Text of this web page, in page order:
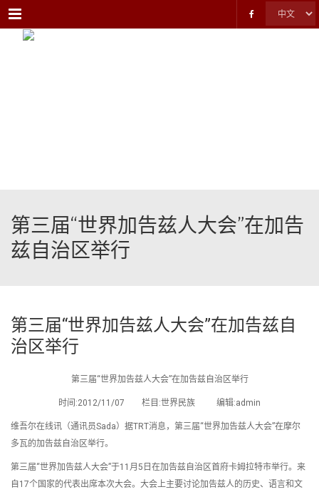
Menu
第三届“世界加告兹人大会”在加告
兹自治区举行
第三届“世界加告兹人大会”在加告兹自
治区举行
第三届“世界加告兹人大会”在加告兹自治区举行
时间:2012/11/07 栏目:世界民族 编辑:admin
维吾尔在线讯（通讯员Sada）据TRT消息，第三届“世界加告兹人大会”在摩尔
多瓦的加告兹自治区举行。
第三届“世界加告兹人大会”于11月5日在加告兹自治区首府卡姆拉特市举行。来
自17个国家的代表出席本次大会。大会上主要讨论加告兹人的历史、语言和文